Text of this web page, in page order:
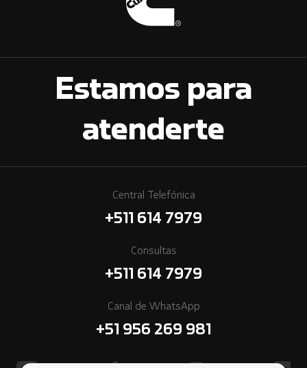
Estamos para
atenderte
Central Telefónica
+511 614 7979
Consultas
+511 614 7979
Canal de WhatsApp
+51 956 269 981